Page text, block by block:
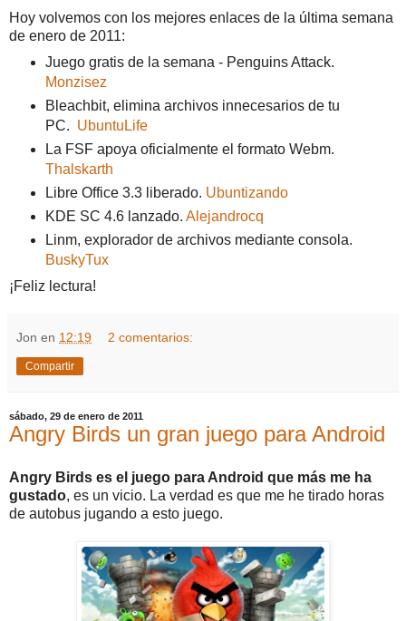
Hoy volvemos con los mejores enlaces de la última semana
de enero de 2011:
Juego gratis de la semana - Penguins Attack.
Monzisez
Bleachbit, elimina archivos innecesarios de tu
PC. UbuntuLife
La FSF apoya oficialmente el formato Webm.
Thalskarth
Libre Office 3.3 liberado. Ubuntizando
KDE SC 4.6 lanzado. Alejandrocq
Linm, explorador de archivos mediante consola.
BuskyTux
¡Feliz lectura!
Jon en 12:19 2 comentarios:
Compartir
sábado, 29 de enero de 2011
Angry Birds un gran juego para Android
Angry Birds es el juego para Android que más me ha
gustado, es un vicio. La verdad es que me he tirado horas
de autobus jugando a esto juego.